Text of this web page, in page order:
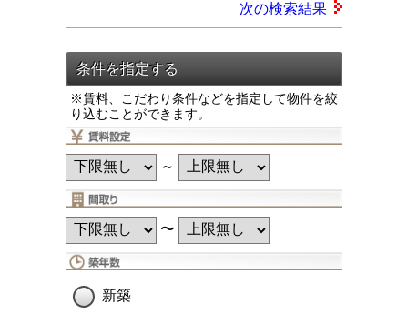
次の検索結果
※賃料、こだわり条件などを指定して物件を絞
り込むことができます。
～
〜
新築